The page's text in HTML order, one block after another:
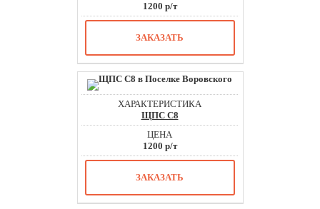
1200 р/т
ЗАКАЗАТЬ
ЩПС С8
1200 р/т
ЗАКАЗАТЬ